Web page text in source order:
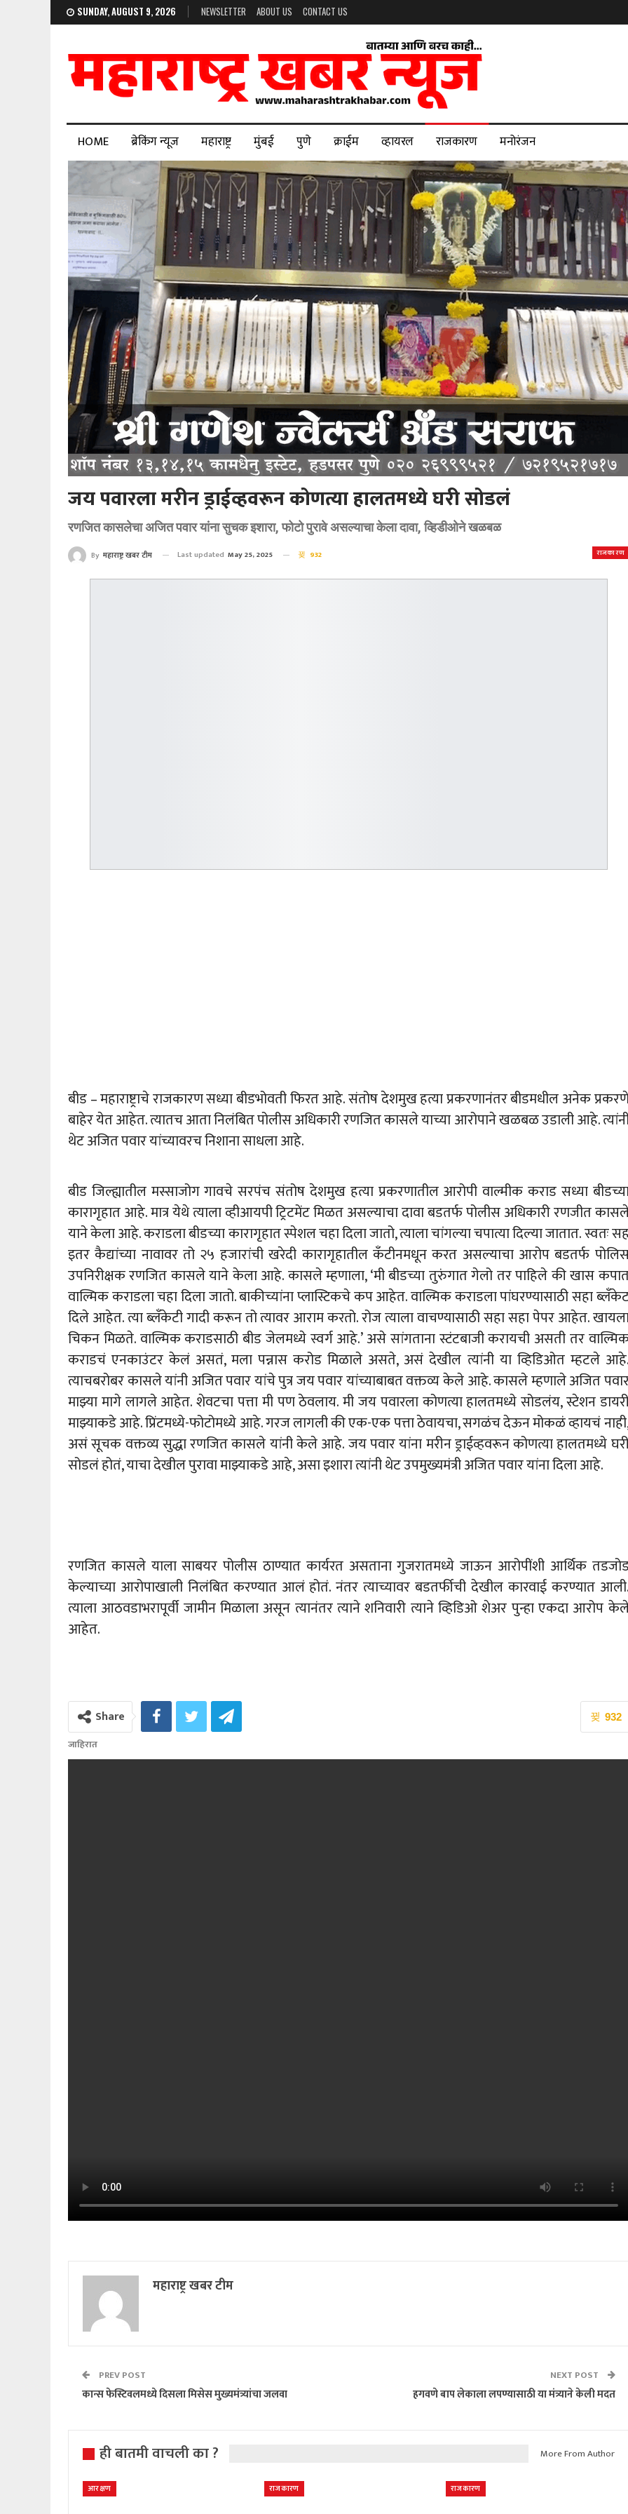
SUNDAY, AUGUST 9, 2026 NEWSLETTER ABOUT US CONTACT US
HOME ब्रेकिंग न्यूज महाराष्ट्र मुंबई पुणे क्राईम व्हायरल राजकारण मनोरंजन
जय पवारला मरीन ड्राईव्हवरून कोणत्या हालतमध्ये घरी सोडलं
रणजित कासलेचा अजित पवार यांना सुचक इशारा, फोटो पुरावे असल्याचा केला दावा, व्हिडीओने खळबळ
राजकारण
By महाराष्ट्र खबर टीम Last updated May 25, 2025 932
बीड – महाराष्ट्राचे राजकारण सध्या बीडभोवती फिरत आहे. संतोष देशमुख हत्या प्रकरणानंतर बीडमधील अनेक
बाहेर येत आहेत. त्यातच आता निलंबित पोलीस अधिकारी रणजित कासले याच्या आरोपाने खळबळ उडाली आहे.
थेट अजित पवार यांच्यावरच निशाना साधला आहे.
बीड जिल्ह्यातील मस्साजोग गावचे सरपंच संतोष देशमुख हत्या प्रकरणातील आरोपी वाल्मीक कराड सध्या
कारागृहात आहे. मात्र येथे त्याला व्हीआयपी ट्रिटमेंट मिळत असल्याचा दावा बडतर्फ पोलीस अधिकारी रणजीत
याने केला आहे. कराडला बीडच्या कारागृहात स्पेशल चहा दिला जातो, त्याला चांगल्या चपात्या दिल्या जातात. स्वतः
इतर कैद्यांच्या नावावर तो २५ हजारांची खरेदी कारागृहातील कँटीनमधून करत असल्याचा आरोप बडतर्फ
उपनिरीक्षक रणजित कासले याने केला आहे. कासले म्हणाला, ‘मी बीडच्या तुरुंगात गेलो तर पाहिले की खास
वाल्मिक कराडला चहा दिला जातो. बाकीच्यांना प्लास्टिकचे कप आहेत. वाल्मिक कराडला पांघरण्यासाठी सहा
दिले आहेत. त्या ब्लँकेटी गादी करून तो त्यावर आराम करतो. रोज त्याला वाचण्यासाठी सहा सहा पेपर आहेत.
चिकन मिळते. वाल्मिक कराडसाठी बीड जेलमध्ये स्वर्ग आहे.’ असे सांगताना स्टंटबाजी करायची असती तर
कराडचं एनकाउंटर केलं असतं, मला पन्नास करोड मिळाले असते, असं देखील त्यांनी या व्हिडिओत म्हटले
त्याचबरोबर कासले यांनी अजित पवार यांचे पुत्र जय पवार यांच्याबाबत वक्तव्य केले आहे. कासले म्हणाले अजित
माझ्या मागे लागले आहेत. शेवटचा पत्ता मी पण ठेवलाय. मी जय पवारला कोणत्या हालतमध्ये सोडलंय, स्टेशन
माझ्याकडे आहे. प्रिंटमध्ये-फोटोमध्ये आहे. गरज लागली की एक-एक पत्ता ठेवायचा, सगळंच देऊन मोकळं व्हायचं
असं सूचक वक्तव्य सुद्धा रणजित कासले यांनी केले आहे. जय पवार यांना मरीन ड्राईव्हवरून कोणत्या हालतमध्ये
सोडलं होतं, याचा देखील पुरावा माझ्याकडे आहे, असा इशारा त्यांनी थेट उपमुख्यमंत्री अजित पवार यांना दिला आहे.
रणजित कासले याला साबयर पोलीस ठाण्यात कार्यरत असताना गुजरातमध्ये जाऊन आरोपींशी आर्थिक
केल्याच्या आरोपाखाली निलंबित करण्यात आलं होतं. नंतर त्याच्यावर बडतर्फीची देखील कारवाई करण्यात
त्याला आठवडाभरापूर्वी जामीन मिळाला असून त्यानंतर त्याने शनिवारी त्याने व्हिडिओ शेअर पुन्हा एकदा आरोप
आहेत.
932
Share
जाहिरात
महाराष्ट्र खबर टीम
PREV POST
कान्स फेस्टिवलमध्ये दिसला मिसेस मुख्यमंत्र्यांचा जलवा
NEXT POST
हगवणे बाप लेकाला लपण्यासाठी या मंत्र्याने केली मदत
ही बातमी वाचली का ? More From Author
आरक्षण राजकारण राजकारण